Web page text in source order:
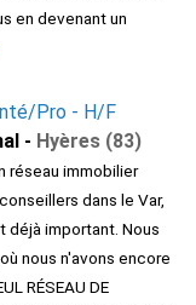
en devenant un
Pro - H/F
- Hyères (83)
réseau immobilier
dans le Var,
déjà important. Nous
nous n'avons encore
RÉSEAU DE